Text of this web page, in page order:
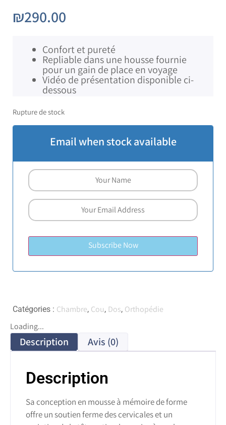
₪290.00
Confort et pureté
Repliable dans une housse fournie
pour un gain de place en voyage
Vidéo de présentation disponible ci-
dessous
Rupture de stock
Email when stock available
Catégories : Chambre, Cou, Dos, Orthopédie
Loading...
Description Avis (0)
Description
Sa conception en mousse à mémoire de forme
offre un soutien ferme des cervicales et un